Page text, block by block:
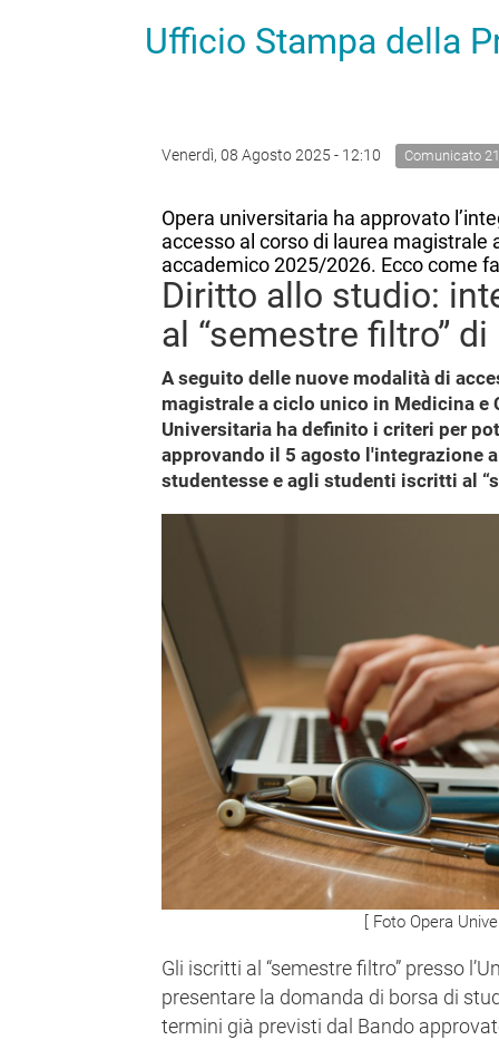
Ufficio Stampa della
Venerdì, 08 Agosto 2025 - 12:10 Comunicato
Opera universitaria ha approvato
accesso al corso di laurea magistrale
accademico 2025/2026. Ecco come
Diritto allo studio:
al “semestre filtro”
A seguito delle nuove modalità di
magistrale a ciclo unico in Medicina e
Universitaria ha definito i criteri per
approvando il 5 agosto l'integrazione
studentesse e agli studenti iscritti al
[ Foto Opera
Gli iscritti al “semestre filtro” presso
presentare la domanda di borsa di
termini già previsti dal Bando